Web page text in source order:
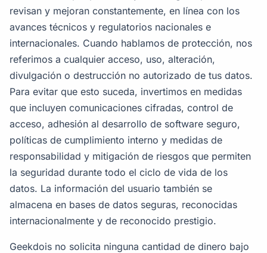
revisan y mejoran constantemente, en línea con los
avances técnicos y regulatorios nacionales e
internacionales. Cuando hablamos de protección, nos
referimos a cualquier acceso, uso, alteración,
divulgación o destrucción no autorizado de tus datos.
Para evitar que esto suceda, invertimos en medidas
que incluyen comunicaciones cifradas, control de
acceso, adhesión al desarrollo de software seguro,
políticas de cumplimiento interno y medidas de
responsabilidad y mitigación de riesgos que permiten
la seguridad durante todo el ciclo de vida de los
datos. La información del usuario también se
almacena en bases de datos seguras, reconocidas
internacionalmente y de reconocido prestigio.
Geekdois no solicita ninguna cantidad de dinero bajo